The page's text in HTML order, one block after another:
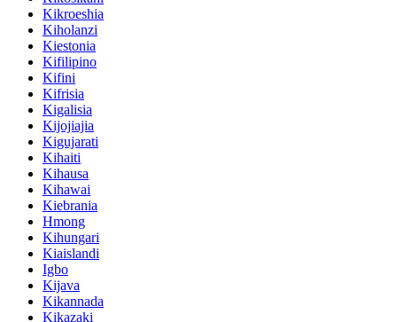
Kikroeshia
Kiholanzi
Kiestonia
Kifilipino
Kifini
Kifrisia
Kigalisia
Kijojiajia
Kigujarati
Kihaiti
Kihausa
Kihawai
Kiebrania
Hmong
Kihungari
Kiaislandi
Igbo
Kijava
Kikannada
Kikazaki